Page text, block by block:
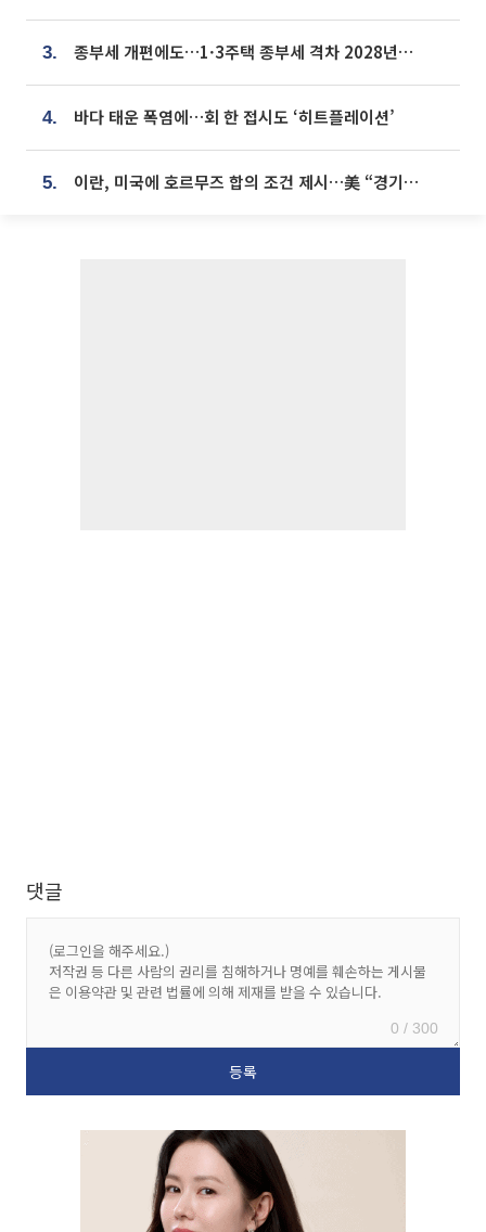
3. 종부세 개편에도…1·3주택 종부세 격차 2028년부터 확대
4. 바다 태운 폭염에…회 한 접시도 ‘히트플레이션’
5. 이란, 미국에 호르무즈 합의 조건 제시…美 “경기 아직 안 끝나” [종합]
댓글
0 / 300